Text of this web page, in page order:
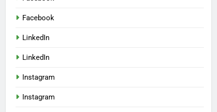
Facebook
LinkedIn
LinkedIn
Instagram
Instagram